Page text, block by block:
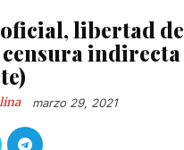
libertad de
indirecta
marzo 29, 2021